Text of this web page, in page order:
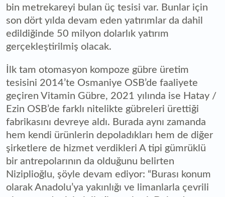
bin metrekareyi bulan üç tesisi var. Bunlar için
son dört yılda devam eden yatırımlar da dahil
edildiğinde 50 milyon dolarlık yatırım
gerçekleştirilmiş olacak.
İlk tam otomasyon kompoze gübre üretim
tesisini 2014’te Osmaniye OSB’de faaliyete
geçiren Vitamin Gübre, 2021 yılında ise Hatay /
Ezin OSB’de farklı nitelikte gübreleri ürettiği
fabrikasını devreye aldı. Burada aynı zamanda
hem kendi ürünlerin depoladıkları hem de diğer
şirketlere de hizmet verdikleri A tipi gümrüklü
bir antrepolarının da olduğunu belirten
Niziplioğlu, şöyle devam ediyor: “Burası konum
olarak Anadolu’ya yakınlığı ve limanlarla çevrili